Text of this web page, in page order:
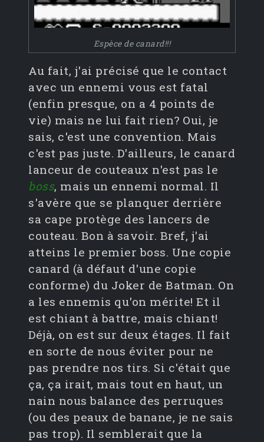
Espèce de canard!!!
Au fait, j'ai précisé que le contact
avec un ennemi vous est fatal
(enfin presque, on a 4 points de
vie) mais ne lui fait rien? Oui, je
sais, c'est une convention. Mais
c'est pas juste. D'ailleurs, le canard
lanceur de couteaux n'est pas le
boss, mais un ennemi normal. Il
s'avère que se planquer derrière
sa cape protège des lancers de
couteau. Bon à savoir. Bref, j'ai
atteins le premier boss. Une copie
canard (à défaut d'une copie
conforme) du Joker de Batman. On
a les ennemis qu'on mérite! Et il
est chiant à battre, mais chiant!
Déjà, on est sur deux étages. Il fait
en sorte de nous éviter pour ne
pas prendre nos tirs. Si c'était que
ça, ça irait, mais tout en haut, un
nain nous balance des perruques
(ou des peaux de banane, je ne sais
pas trop). Il semblerait que la